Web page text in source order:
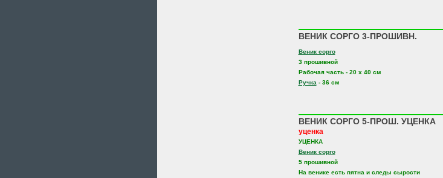
ВЕНИК СОРГО 3-ПРОШИВН.
Веник сорго
3 прошивной
Рабочая часть - 20 х 40 см
Ручка - 36 см
ВЕНИК СОРГО 5-ПРОШ. УЦЕНКА
уценка
УЦЕНКА
Веник сорго
5 прошивной
На венике есть пятна и следы сырости